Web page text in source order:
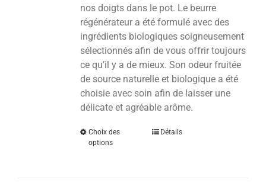
nos doigts dans le pot. Le beurre
régénérateur a été formulé avec des
ingrédients biologiques soigneusement
sélectionnés afin de vous offrir toujours
ce qu’il y a de mieux. Son odeur fruitée
de source naturelle et biologique a été
choisie avec soin afin de laisser une
délicate et agréable arôme.
Choix des
options
Détails